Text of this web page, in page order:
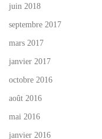
juin 2018
septembre 2017
mars 2017
janvier 2017
octobre 2016
août 2016
mai 2016
janvier 2016